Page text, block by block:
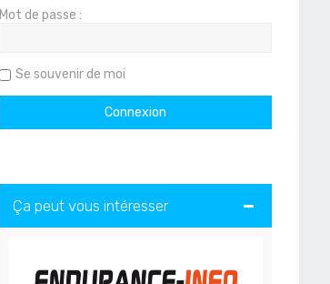
Mot de passe :
Se souvenir de moi
Ça peut vous intéresser